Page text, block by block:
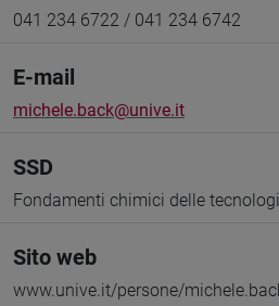
041 234 6722 / 041 234 6742
E-mail
michele.back@unive.it
SSD
Fondamenti chimici delle
Sito web
www.unive.it/persone/